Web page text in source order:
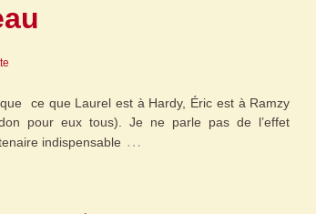
ce que Laurel est à Hardy, Éric est à Ramzy
pour eux tous). Je ne parle pas de l’effet
indispensable …